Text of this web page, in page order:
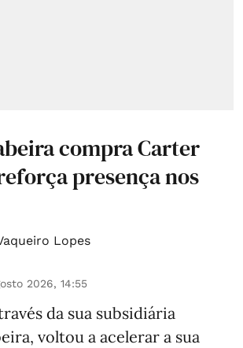
compra Carter
presença nos
Lopes
2026, 14:55
da sua subsidiária
voltou a acelerar a sua